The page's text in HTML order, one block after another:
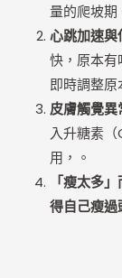
量的爬坡期
心跳加速與
快，原本
即時調整原
皮膚觸覺
入升糖素
用，。
「瘦太多
得自己瘦